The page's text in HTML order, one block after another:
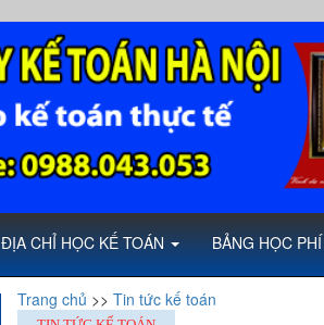
ĐỊA CHỈ HỌC KẾ TOÁN BẢNG HỌC PHÍ
Trang chủ >> Tin tức kế toán